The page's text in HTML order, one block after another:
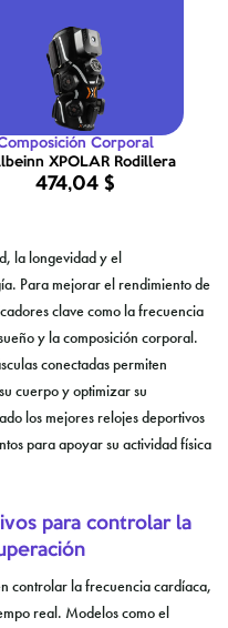
Corporal
XPOLAR Rodillera
474,04 $
la longevidad y el
Para mejorar el rendimiento de
clave como la frecuencia
y la composición corporal.
conectadas permiten
cuerpo y optimizar su
los mejores relojes deportivos
para apoyar su actividad física
para controlar la
controlar la frecuencia cardíaca,
real. Modelos como el